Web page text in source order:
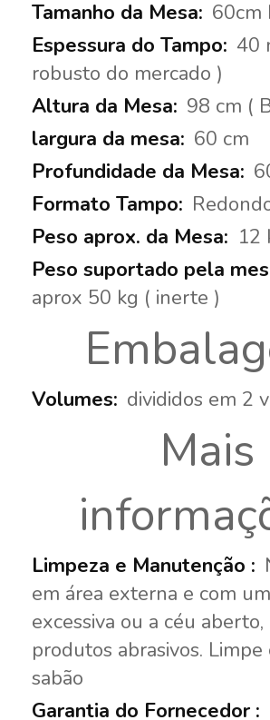
60cm
40
robusto do mercado )
98 cm (
60 cm
12
aprox 50 kg ( inerte )
divididos em 2
Mais
em área externa e com
excessiva ou a céu
produtos abrasivos. Limpe
sabão